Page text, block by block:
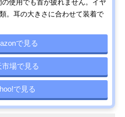
使用でも首が疲れません。イヤ
。耳の大きさに合わせて装着で
で見る
市場で見る
で見る